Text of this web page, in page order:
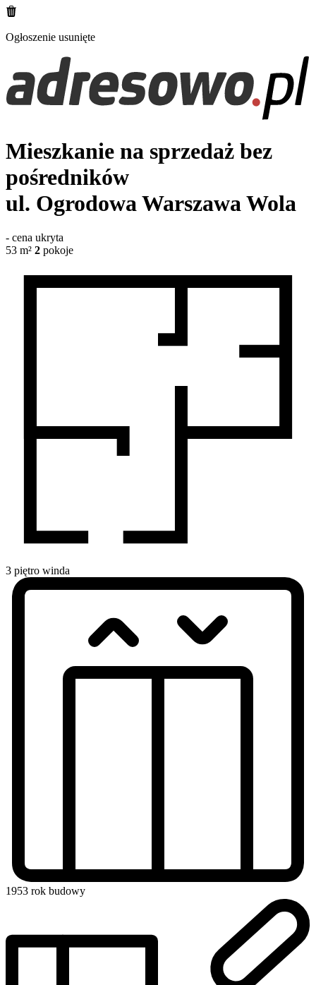
Ogłoszenie usunięte
Mieszkanie na sprzedaż bez
pośredników
ul. Ogrodowa Warszawa Wola
- cena ukryta
53 m² 2 pokoje
3 piętro winda
1953 rok budowy